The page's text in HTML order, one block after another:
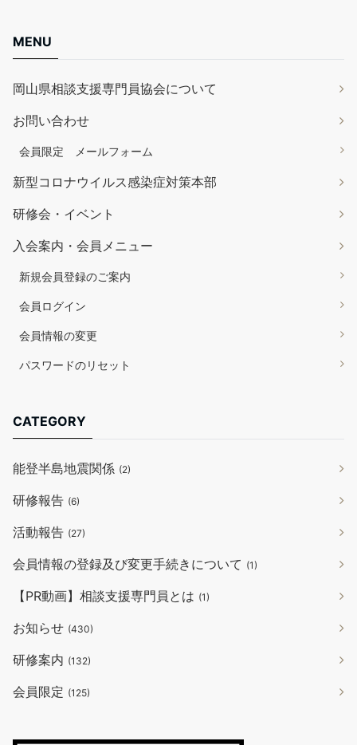
MENU
岡山県相談支援専門員協会について
お問い合わせ
会員限定 メールフォーム
新型コロナウイルス感染症対策本部
研修会・イベント
入会案内・会員メニュー
新規会員登録のご案内
会員ログイン
会員情報の変更
パスワードのリセット
CATEGORY
能登半島地震関係 (2)
研修報告 (6)
活動報告 (27)
会員情報の登録及び変更手続きについて (1)
【PR動画】相談支援専門員とは (1)
お知らせ (430)
研修案内 (132)
会員限定 (125)